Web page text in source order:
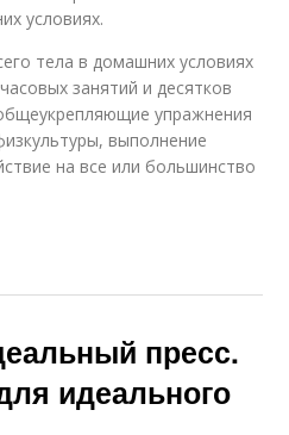
условиях.
тела в домашних условиях
занятий и десятков
упражнения
выполнение
на все или большинство
пресс.
идеального